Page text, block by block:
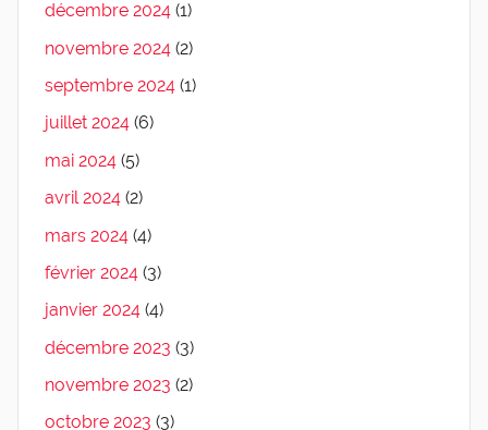
décembre 2024 (1)
novembre 2024 (2)
septembre 2024 (1)
juillet 2024 (6)
mai 2024 (5)
avril 2024 (2)
mars 2024 (4)
février 2024 (3)
janvier 2024 (4)
décembre 2023 (3)
novembre 2023 (2)
octobre 2023 (3)